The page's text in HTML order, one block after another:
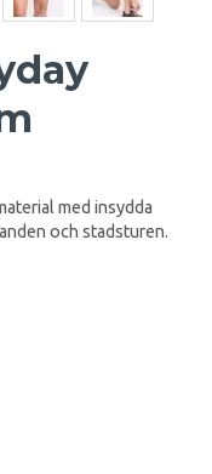
med insydda
och stadsturen.